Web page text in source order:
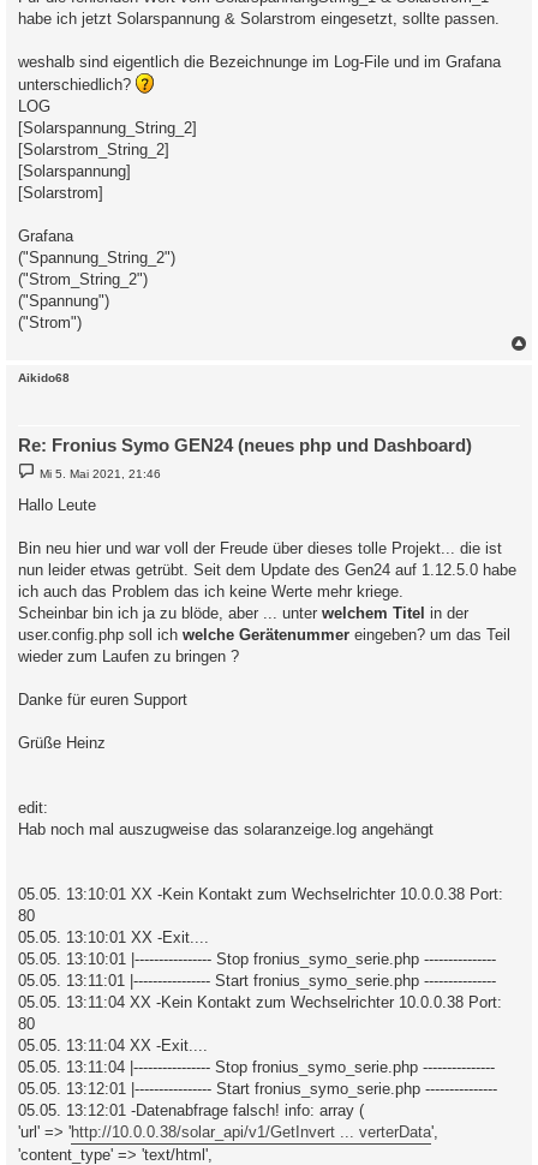
habe ich jetzt Solarspannung & Solarstrom eingesetzt, sollte passen.
weshalb sind eigentlich die Bezeichnunge im Log-File und im Grafana
unterschiedlich?
LOG
[Solarspannung_String_2]
[Solarstrom_String_2]
[Solarspannung]
[Solarstrom]
Grafana
("Spannung_String_2")
("Strom_String_2")
("Spannung")
("Strom")
Aikido68
Re: Fronius Symo GEN24 (neues php und Dashboard)
B
e
i
t
g
Mi 5. Mai 2021, 21:46
Hallo Leute
Bin neu hier und war voll der Freude über dieses tolle Projekt... die ist
nun leider etwas getrübt. Seit dem Update des Gen24 auf 1.12.5.0 habe
ich auch das Problem das ich keine Werte mehr kriege.
Scheinbar bin ich ja zu blöde, aber ... unter welchem Titel in der
user.config.php soll ich welche Gerätenummer eingeben? um das Teil
wieder zum Laufen zu bringen ?
Danke für euren Support
Grüße Heinz
edit:
Hab noch mal auszugweise das solaranzeige.log angehängt
05.05. 13:10:01 XX -Kein Kontakt zum Wechselrichter 10.0.0.38 Port:
80
05.05. 13:10:01 XX -Exit....
05.05. 13:10:01 |---------------- Stop fronius_symo_serie.php ---------------
05.05. 13:11:01 |---------------- Start fronius_symo_serie.php ---------------
05.05. 13:11:04 XX -Kein Kontakt zum Wechselrichter 10.0.0.38 Port:
80
05.05. 13:11:04 XX -Exit....
05.05. 13:11:04 |---------------- Stop fronius_symo_serie.php ---------------
05.05. 13:12:01 |---------------- Start fronius_symo_serie.php ---------------
05.05. 13:12:01 -Datenabfrage falsch! info: array (
'url' => 'http://10.0.0.38/solar_api/v1/GetInvert ... verterData',
'content_type' => 'text/html',